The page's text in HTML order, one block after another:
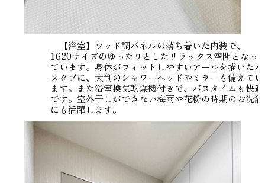
【浴室】ウッド調パネルの落ち着いた内装で、
1620サイズのゆったりとしたリラックス空間となっ
ています。身体がフィットしやすいアールを描いたバ
スタブに、大判のシャワーヘッドやミラーも備えてい
ます。また浴室換気乾燥機付きで、バスタイムも快適
です。室外干しができない梅雨や花粉の時期のお洗濯
にも活躍します。